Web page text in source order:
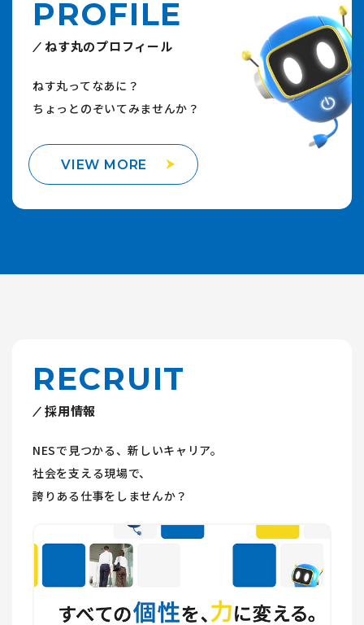
PROFILE
ねす丸のプロフィール
ねす丸ってなあに？
ちょっとのぞいてみませんか？
VIEW MORE
RECRUIT
採用情報
NESで見つかる、新しいキャリア。
社会を支える現場で、
誇りある仕事をしませんか？